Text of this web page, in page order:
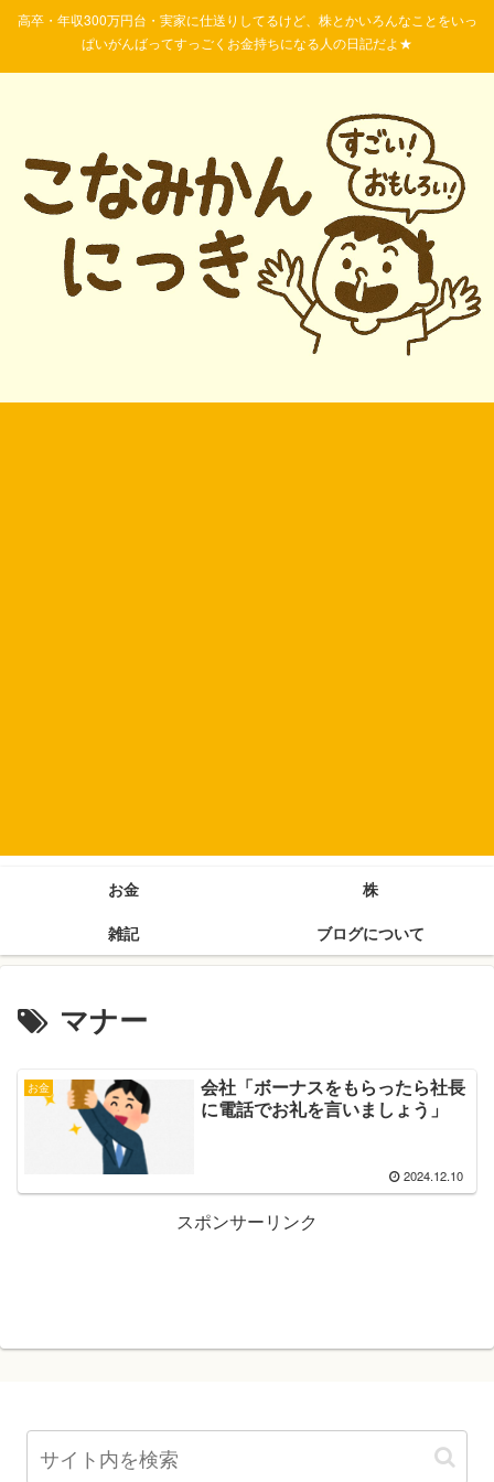
高卒・年収300万円台・実家に仕送りしてるけど、株とかいろんなことをいっ
ぱいがんばってすっごくお金持ちになる人の日記だよ★
お金
株
雑記
ブログについて
マナー
お金
会社「ボーナスをもらったら社長
に電話でお礼を言いましょう」
2024.12.10
スポンサーリンク